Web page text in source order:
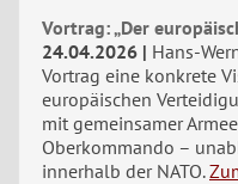
Vortrag: „Der
24.04.2026
Hans-
Vortrag eine konkrete
europäischen
mit gemeinsamer
Oberkommando –
innerhalb der NATO.